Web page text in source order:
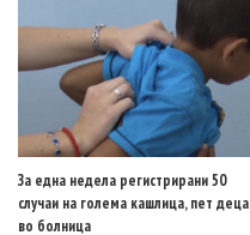
За една недела регистрирани 50
случаи на голема кашлица, пет деца
во болница